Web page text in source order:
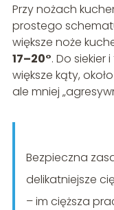
Przy nożach
prostego
większe noże
17–20°. Do siekier
większe kąty, około
ale mniej
Bezpieczna
delikatniejsze
– im cięższa